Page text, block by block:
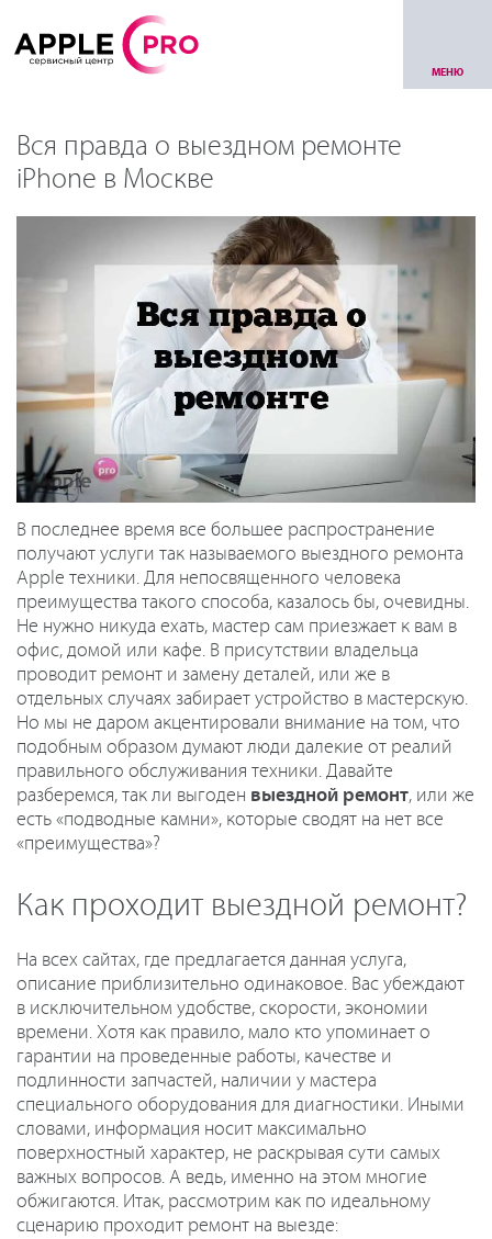
МЕНЮ
Вся правда о выездном ремонте
iPhone в Москве
В последнее время все большее распространение
получают услуги так называемого выездного ремонта
Apple техники. Для непосвященного человека
преимущества такого способа, казалось бы, очевидны.
Не нужно никуда ехать, мастер сам приезжает к вам в
офис, домой или кафе. В присутствии владельца
проводит ремонт и замену деталей, или же в
отдельных случаях забирает устройство в мастерскую.
Но мы не даром акцентировали внимание на том, что
подобным образом думают люди далекие от реалий
правильного обслуживания техники. Давайте
разберемся, так ли выгоден выездной ремонт, или же
есть «подводные камни», которые сводят на нет все
«преимущества»?
Как проходит выездной ремонт?
На всех сайтах, где предлагается данная услуга,
описание приблизительно одинаковое. Вас убеждают
в исключительном удобстве, скорости, экономии
времени. Хотя как правило, мало кто упоминает о
гарантии на проведенные работы, качестве и
подлинности запчастей, наличии у мастера
специального оборудования для диагностики. Иными
словами, информация носит максимально
поверхностный характер, не раскрывая сути самых
важных вопросов. А ведь, именно на этом многие
обжигаются. Итак, рассмотрим как по идеальному
сценарию проходит ремонт на выезде: